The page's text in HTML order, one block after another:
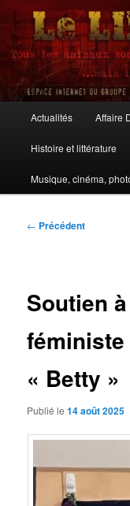
Aller
contenu
principalLe
principal
Actualités Affaire
Histoire et littérature
Musique, cinéma,
Navigation
← Précédent
Soutien
« Betty »
Publié le14 août 2025